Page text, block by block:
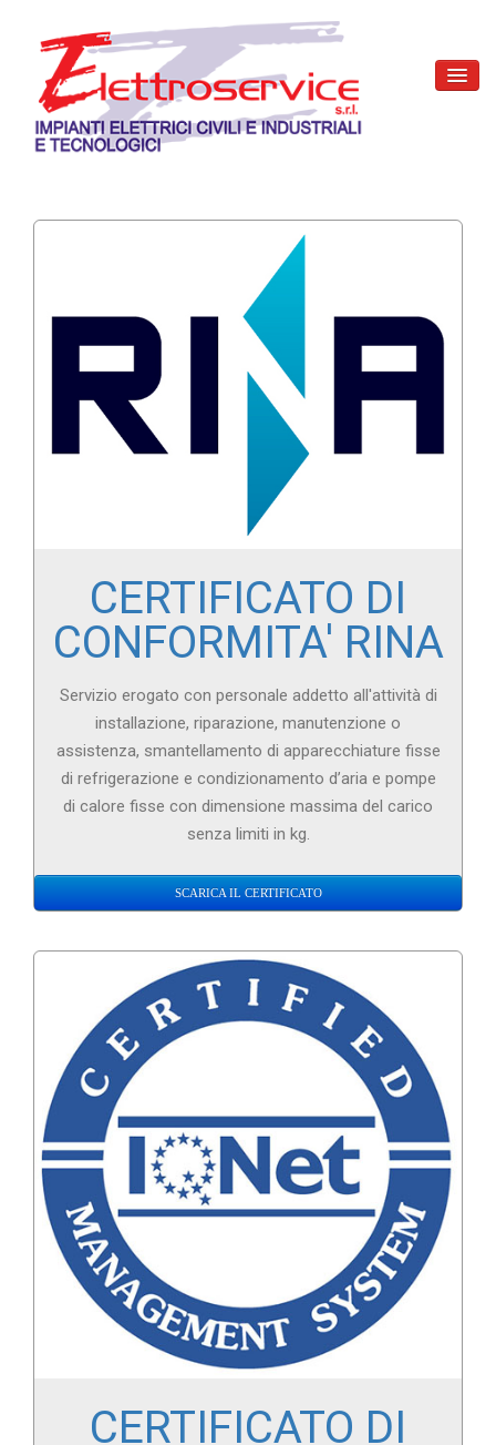
Marchi trattati
CERTIFICATO DI
CONFORMITA' RINA
Servizio erogato con personale addetto all'attività di
installazione, riparazione, manutenzione o
assistenza, smantellamento di apparecchiature fisse
di refrigerazione e condizionamento d’aria e pompe
di calore fisse con dimensione massima del carico
senza limiti in kg.
SCARICA IL CERTIFICATO
CERTIFICATO DI